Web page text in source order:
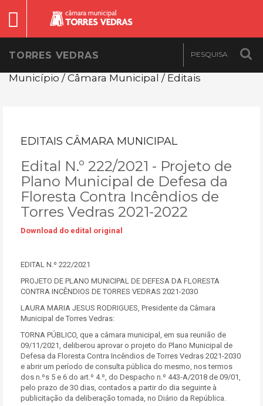
TORRES VEDRAS
Município / Câmara Municipal / Editais
EDITAIS CÂMARA MUNICIPAL
Edital N.º 222/2021 - Projeto de
Plano Municipal de Defesa da
Floresta Contra Incêndios de
Torres Vedras 2021-2022
Download do edital original
EDITAL N.º 222/2021
PROJETO DE PLANO MUNICIPAL DE DEFESA DA FLORESTA
CONTRA INCÊNDIOS DE TORRES VEDRAS 2021-2030
LAURA MARIA JESUS RODRIGUES, Presidente da Câmara
Municipal de Torres Vedras:
TORNA PÚBLICO, que a câmara municipal, em sua reunião de
09/11/2021, deliberou aprovar o projeto do Plano Municipal de
Defesa da Floresta Contra Incêndios de Torres Vedras 2021-2030
e abrir um período de consulta pública do mesmo, nos termos
dos n.ºs 5 e 6 do art.º 4.º, do Despacho n.º 443-A/2018 de 09/01,
pelo prazo de 30 dias, contados a partir do dia seguinte à
publicitação da deliberação tomada, no Diário da República.